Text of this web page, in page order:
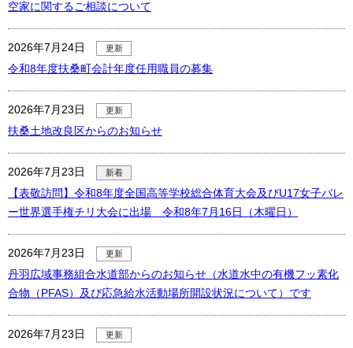
空家に関するご相談について
2026年7月24日 更新
令和8年度扶桑町会計年度任用職員の募集
2026年7月23日 更新
扶桑土地改良区からのお知らせ
2026年7月23日 新着
【表敬訪問】令和8年度全国高等学校総合体育大会及びU17女子バレ
ー世界選手権チリ大会に出場 令和8年7月16日（木曜日）
2026年7月23日 更新
丹羽広域事務組合水道部からのお知らせ（水道水中の有機フッ素化
合物（PFAS）及び応急給水活動場所開設状況について）です
2026年7月23日 更新